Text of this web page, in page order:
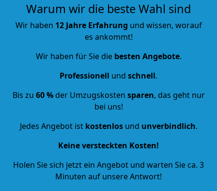
Warum wir die beste Wahl sind
Wir haben 12 Jahre Erfahrung und wissen, worauf
es ankommt!
Wir haben für Sie die besten Angebote.
Professionell und schnell.
Bis zu 60 %der Umzugskosten sparen, das geht nur
bei uns!
Jedes Angebot ist kostenlosund unverbindlich.
Keine versteckten Kosten!
Holen Sie sich jetzt ein Angebot und warten Sie ca. 3
Minuten auf unsere Antwort!